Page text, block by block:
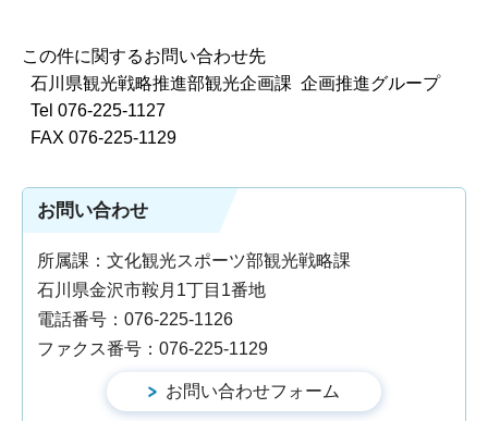
この件に関するお問い合わせ先
石川県観光戦略推進部観光企画課 企画推進グループ
Tel 076-225-1127
FAX 076-225-1129
お問い合わせ
所属課：文化観光スポーツ部観光戦略課
石川県金沢市鞍月1丁目1番地
電話番号：076-225-1126
ファクス番号：076-225-1129